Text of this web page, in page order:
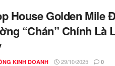
House Golden Mile
“Chán” Chính Là
KINH DOANH 29/10/2025 0